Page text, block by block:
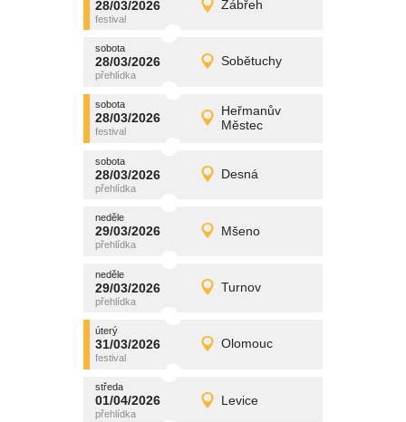
28/03/2026 Zábřeh
sobota
28/03/2026 Detail
sobota
28/03/2026 Sobětuchy
sobota
28/03/2026 Detail
promítání
sobota
28/03/2026
Heřmanův
Městec
sobota
28/03/2026 Detail
promítání
sobota
28/03/2026 Desná
sobota
28/03/2026 Detail
promítání
neděle
29/03/2026 Mšeno
neděle
29/03/2026 Detail
promítání
neděle
29/03/2026 Turnov
neděle
29/03/2026 Detail
promítání
úterý
31/03/2026 Olomouc
úterý
31/03/2026 Detail
promítání
středa
01/04/2026 Levice
středa
01/04/2026 Detail
promítání